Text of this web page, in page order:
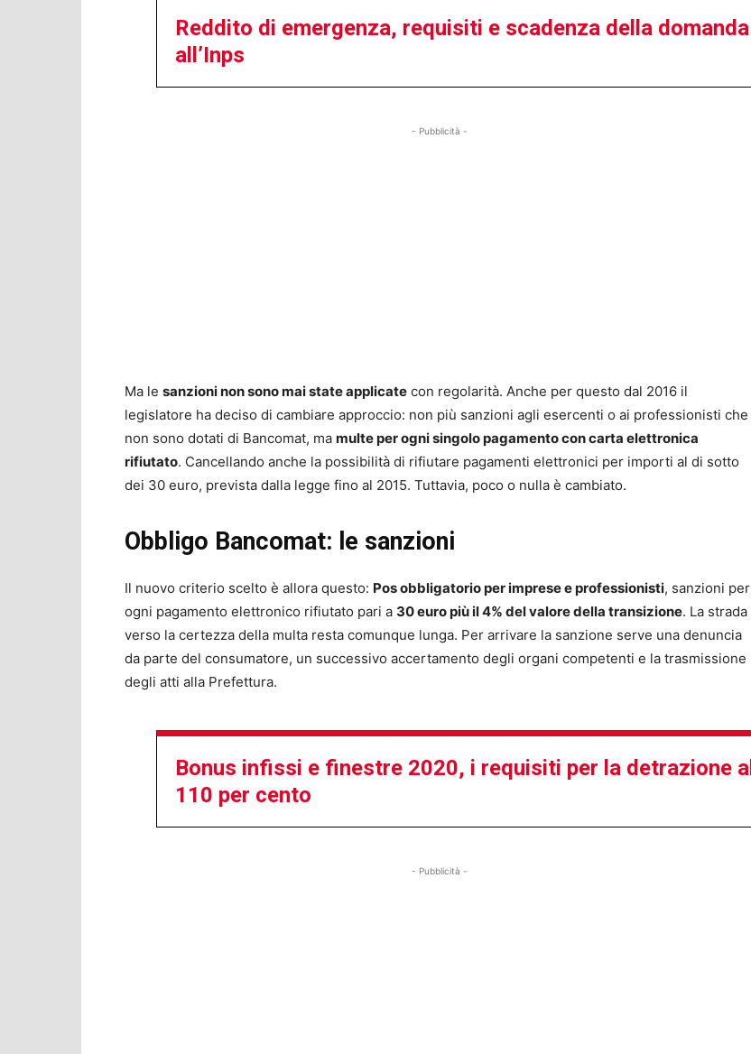
Reddito di emergenza, requisiti e scadenza della domanda
all’Inps
- Pubblicità -
Ma le sanzioni non sono mai state applicate con regolarità. Anche per questo dal 2016 il
legislatore ha deciso di cambiare approccio: non più sanzioni agli esercenti o ai professionisti che
non sono dotati di Bancomat, ma multe per ogni singolo pagamento con carta elettronica
rifiutato. Cancellando anche la possibilità di rifiutare pagamenti elettronici per importi al di sotto
dei 30 euro, prevista dalla legge fino al 2015. Tuttavia, poco o nulla è cambiato.
Obbligo Bancomat: le sanzioni
Il nuovo criterio scelto è allora questo: Pos obbligatorio per imprese e professionisti, sanzioni per
ogni pagamento elettronico rifiutato pari a 30 euro più il 4% del valore della transizione. La strada
verso la certezza della multa resta comunque lunga. Per arrivare la sanzione serve una denuncia
da parte del consumatore, un successivo accertamento degli organi competenti e la trasmissione
degli atti alla Prefettura.
Bonus infissi e finestre 2020, i requisiti per la detrazione al
110 per cento
- Pubblicità -